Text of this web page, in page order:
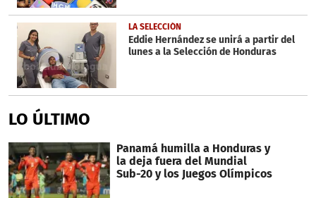
LA SELECCIÓN
Eddie Hernández se unirá a partir del
lunes a la Selección de Honduras
LO ÚLTIMO
Panamá humilla a Honduras y
la deja fuera del Mundial
Sub-20 y los Juegos Olímpicos